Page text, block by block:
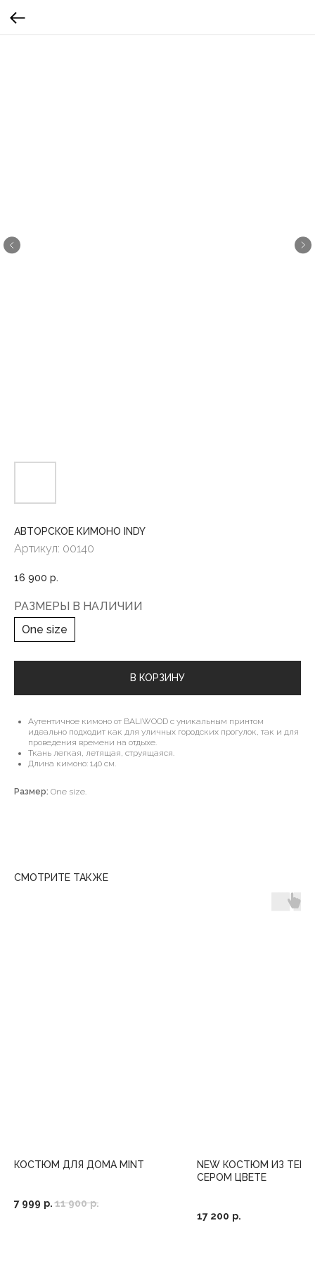
АВТОРСКОЕ КИМОНО INDY
Артикул: 00140
16 900 р.
РАЗМЕРЫ В НАЛИЧИИ
One size
В КОРЗИНУ
Аутентичное кимоно от BALIWOOD с уникальным принтом
идеально подходит как для уличных городских прогулок, так и для
проведения времени на отдыхе.
Ткань легкая, летящая, струящаяся.
Длина кимоно: 140 см.
Размер: One size.
СМОТРИТЕ ТАКЖЕ
КОСТЮМ ДЛЯ ДОМА MINT
7 999 р. 11 900 р.
NEW КОСТЮМ ИЗ
СЕРОМ ЦВЕТЕ
17 200 р.